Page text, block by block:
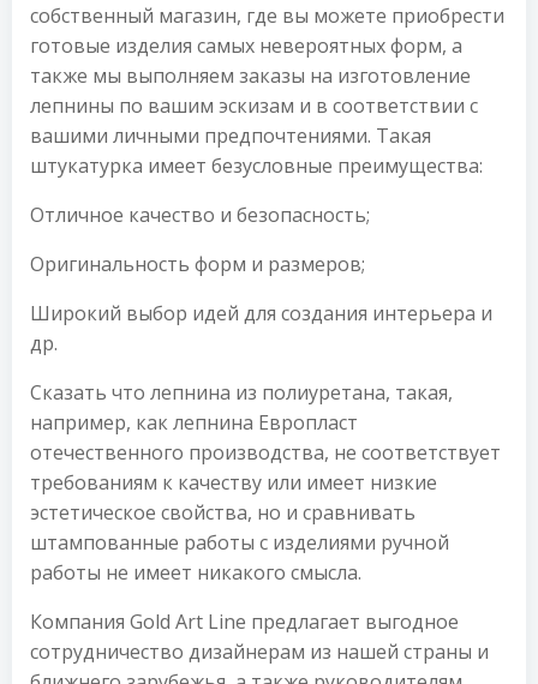
собственный магазин, где вы можете приобрести
готовые изделия самых невероятных форм, а
также мы выполняем заказы на изготовление
лепнины по вашим эскизам и в соответствии с
вашими личными предпочтениями. Такая
штукатурка имеет безусловные преимущества:
Отличное качество и безопасность;
Оригинальность форм и размеров;
Широкий выбор идей для создания интерьера и
др.
Сказать что лепнина из полиуретана, такая,
например, как лепнина Европласт
отечественного производства, не соответствует
требованиям к качеству или имеет низкие
эстетическое свойства, но и сравнивать
штампованные работы с изделиями ручной
работы не имеет никакого смысла.
Компания Gold Art Line предлагает выгодное
сотрудничество дизайнерам из нашей страны и